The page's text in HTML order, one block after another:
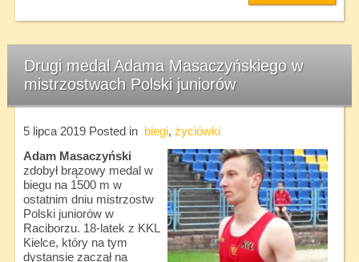
Drugi medal Adama Masaczyńskiego w
mistrzostwach Polski juniorów
5 lipca 2019Posted in biegi, życiówki
Adam Masaczyński
zdobył brązowy medal w
biegu na 1500 m w
ostatnim dniu mistrzostw
Polski juniorów w
Raciborzu. 18-latek z KKL
Kielce, który na tym
dystansie zaczął na